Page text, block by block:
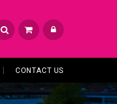
CONTACT US